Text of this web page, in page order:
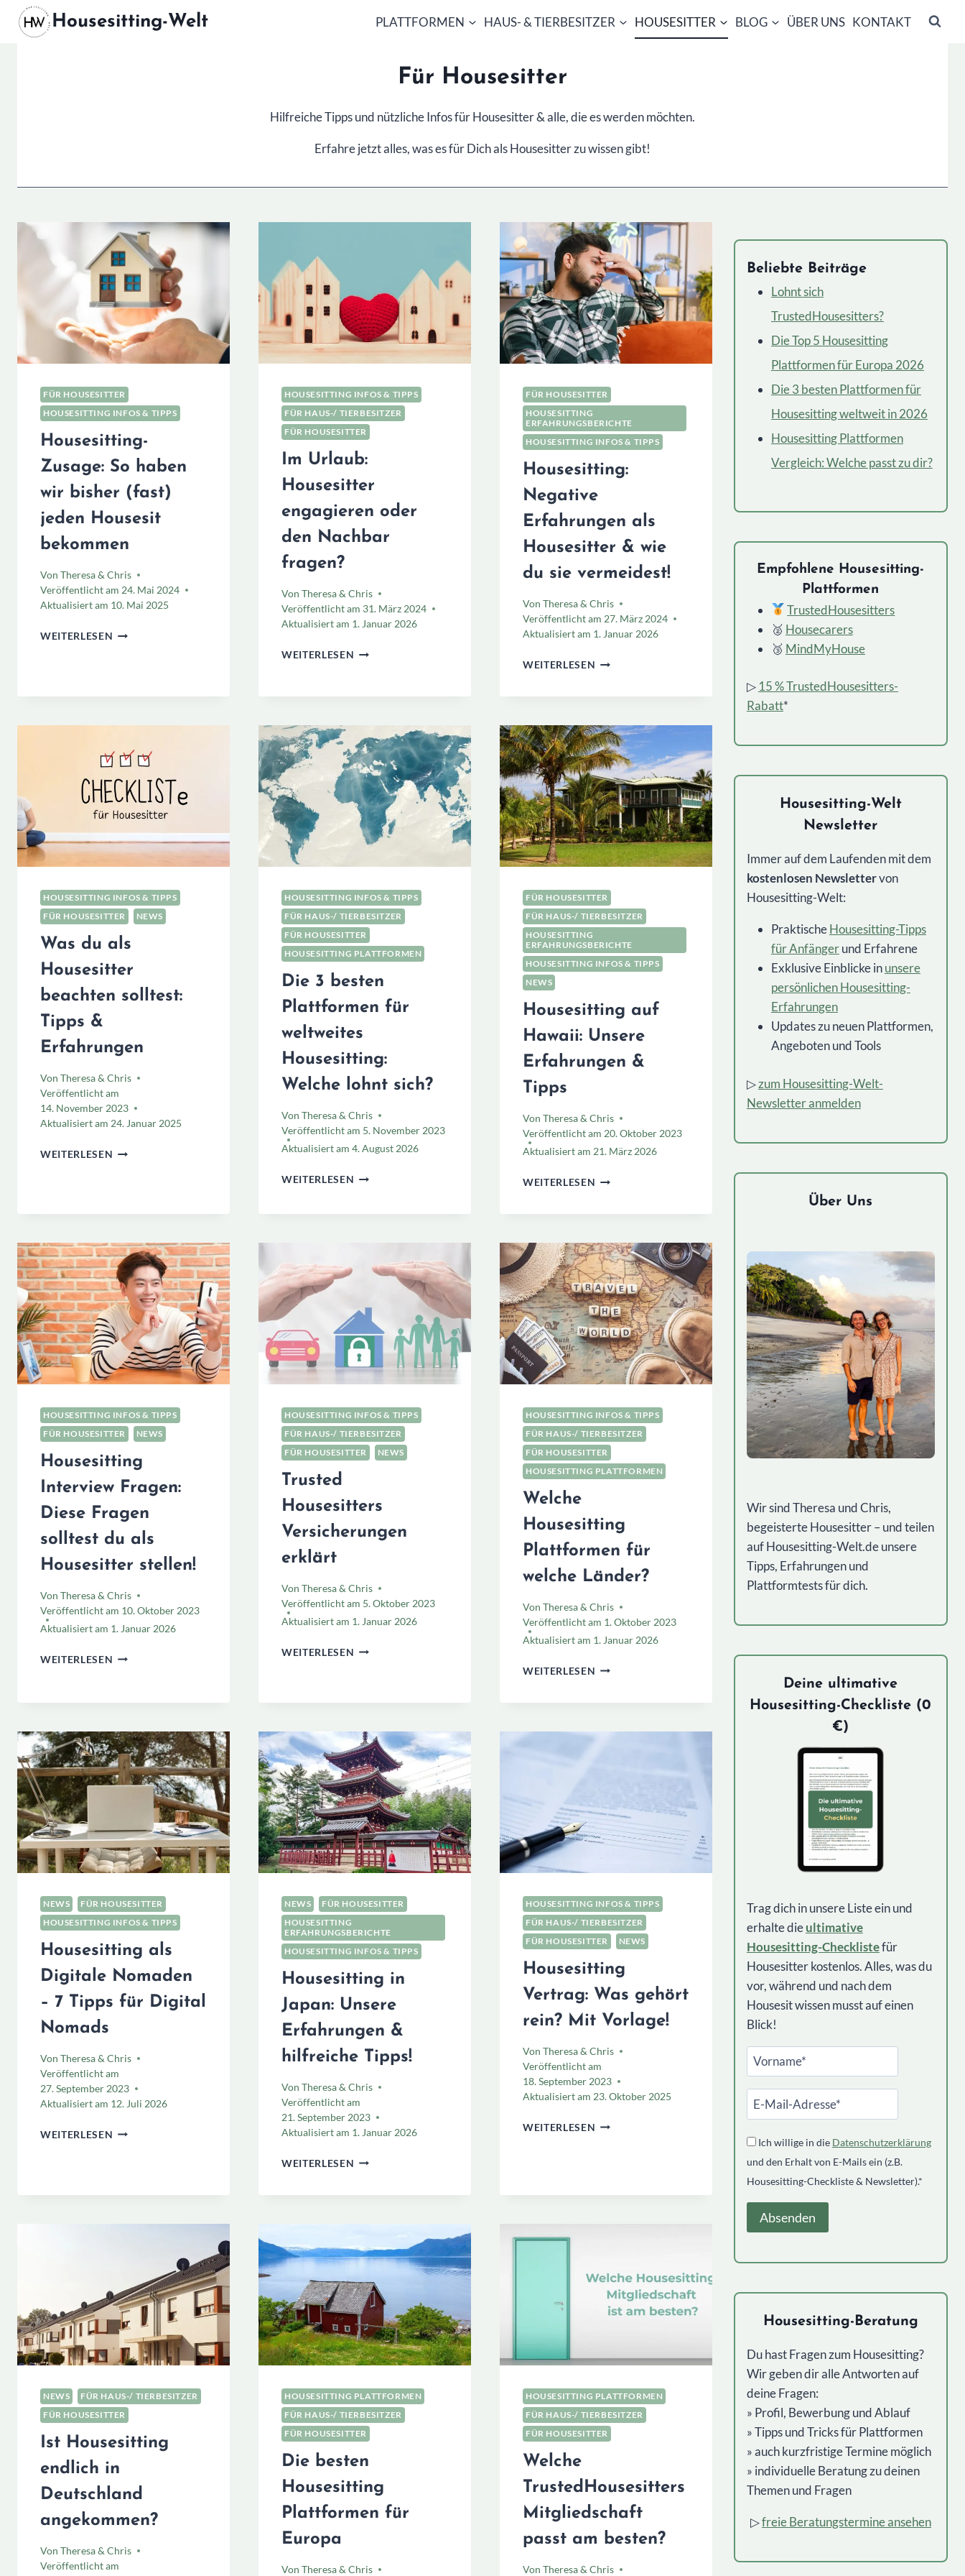
Zum
Inhalt
Housesitting-Welt PLATTFORMEN HAUS- & TIERBESITZER HOUSESITTER BLOG ÜBER UNS KONTAKT
Für Housesitter
Hilfreiche Tipps und nützliche Infos für Housesitter & alle, die es werden möchten.
Erfahre jetzt alles, was es für Dich als Housesitter zu wissen gibt!
FÜR HOUSESITTER
HOUSESITTING INFOS & TIPPS
Housesitting-
Zusage: So haben
wir bisher (fast)
jeden Housesit
bekommen
Von Theresa & Chris
Veröffentlicht am 24. Mai 2024
Aktualisiert am 10. Mai 2025
WEITERLESEN HOUSESITTING-
HOUSESIT
BEKOMMEN
HOUSESITTING INFOS & TIPPS
FÜR HAUS-/ TIERBESITZER
FÜR HOUSESITTER
Im Urlaub:
Housesitter
engagieren oder
den Nachbar
fragen?
Von Theresa & Chris
Veröffentlicht am 31. März 2024
Aktualisiert am 1. Januar 2026
WEITERLESEN IM
DEN
NACHBAR
FRAGEN?
FÜR HOUSESITTER
HOUSESITTING
ERFAHRUNGSBERICHTE
HOUSESITTING INFOS & TIPPS
Housesitting:
Negative
Erfahrungen als
Housesitter & wie
du sie vermeidest!
Von Theresa & Chris
Veröffentlicht am 27. März 2024
Aktualisiert am 1. Januar 2026
WEITERLESEN HOUSESITTING:
&
WIE
DU
SIE
VERMEIDEST!
HOUSESITTING INFOS & TIPPS
FÜR HOUSESITTER
NEWS
Was du als
Housesitter
beachten solltest:
Tipps &
Erfahrungen
Von Theresa & Chris
Veröffentlicht am
14. November 2023
Aktualisiert am 24. Januar 2025
WEITERLESEN WAS
TIPPS
&
ERFAHRUNGEN
HOUSESITTING INFOS & TIPPS
FÜR HAUS-/ TIERBESITZER
FÜR HOUSESITTER
HOUSESITTING PLATTFORMEN
Die 3 besten
Plattformen für
weltweites
Housesitting:
Welche lohnt sich?
Von Theresa & Chris
Veröffentlicht am 5. November 2023
Aktualisiert am 4. August 2026
WEITERLESEN DIE
HOUSESITTING:
WELCHE
SICH?
FÜR HOUSESITTER
FÜR HAUS-/ TIERBESITZER
HOUSESITTING
ERFAHRUNGSBERICHTE
HOUSESITTING INFOS & TIPPS
NEWS
Housesitting auf
Hawaii: Unsere
Erfahrungen &
Tipps
Von Theresa & Chris
Veröffentlicht am 20. Oktober 2023
Aktualisiert am 21. März 2026
WEITERLESEN HOUSESITTING
&
TIPPS
HOUSESITTING INFOS & TIPPS
FÜR HOUSESITTER
NEWS
Housesitting
Interview Fragen:
Diese Fragen
solltest du als
Housesitter stellen!
Von Theresa & Chris
Veröffentlicht am 10. Oktober 2023
Aktualisiert am 1. Januar 2026
WEITERLESEN HOUSESITTING
SOLLTEST
DU
ALS
HOUSESITTER
STELLEN!
HOUSESITTING INFOS & TIPPS
FÜR HAUS-/ TIERBESITZER
FÜR HOUSESITTER
NEWS
Trusted
Housesitters
Versicherungen
erklärt
Von Theresa & Chris
Veröffentlicht am 5. Oktober 2023
Aktualisiert am 1. Januar 2026
WEITERLESEN TRUSTED
HOUSESITTING INFOS & TIPPS
FÜR HAUS-/ TIERBESITZER
FÜR HOUSESITTER
HOUSESITTING PLATTFORMEN
Welche
Housesitting
Plattformen für
welche Länder?
Von Theresa & Chris
Veröffentlicht am 1. Oktober 2023
Aktualisiert am 1. Januar 2026
WEITERLESEN WELCHE
NEWS
FÜR HOUSESITTER
HOUSESITTING INFOS & TIPPS
Housesitting als
Digitale Nomaden
– 7 Tipps für Digital
Nomads
Von Theresa & Chris
Veröffentlicht am
27. September 2023
Aktualisiert am 12. Juli 2026
WEITERLESEN HOUSESITTING
NEWS
FÜR HOUSESITTER
HOUSESITTING
ERFAHRUNGSBERICHTE
HOUSESITTING INFOS & TIPPS
Housesitting in
Japan: Unsere
Erfahrungen &
hilfreiche Tipps!
Von Theresa & Chris
Veröffentlicht am
21. September 2023
Aktualisiert am 1. Januar 2026
WEITERLESEN HOUSESITTING
HILFREICHE
TIPPS!
HOUSESITTING INFOS & TIPPS
FÜR HAUS-/ TIERBESITZER
FÜR HOUSESITTER
NEWS
Housesitting
Vertrag: Was gehört
rein? Mit Vorlage!
Von Theresa & Chris
Veröffentlicht am
18. September 2023
Aktualisiert am 23. Oktober 2025
WEITERLESEN HOUSESITTING
NEWS
FÜR HAUS-/ TIERBESITZER
FÜR HOUSESITTER
Ist Housesitting
endlich in
Deutschland
angekommen?
Von Theresa & Chris
Veröffentlicht am
HOUSESITTING PLATTFORMEN
FÜR HAUS-/ TIERBESITZER
FÜR HOUSESITTER
Die besten
Housesitting
Plattformen für
Europa
Von Theresa & Chris
HOUSESITTING PLATTFORMEN
FÜR HAUS-/ TIERBESITZER
FÜR HOUSESITTER
Welche
TrustedHousesitters
Mitgliedschaft
passt am besten?
Von Theresa & Chris
Beliebte Beiträge
Lohnt sich
TrustedHousesitters?
Die Top 5 Housesitting
Plattformen für Europa 2026
Die 3 besten Plattformen für
Housesitting weltweit in 2026
Housesitting Plattformen
Vergleich: Welche passt zu dir?
Empfohlene Housesitting-
Plattformen
TrustedHousesitters
🥈 Housecarers
🥉 MindMyHouse
▷ 15 % TrustedHousesitters-
Rabatt*
Housesitting-Welt
Newsletter
Immer auf dem Laufenden mit dem
kostenlosen Newslettervon
Housesitting-Welt:
PraktischeHousesitting-Tipps
für Anfängerund Erfahrene
Exklusive Einblicke inunsere
persönlichen Housesitting-
Erfahrungen
Updates zu neuen Plattformen,
Angeboten und Tools
▷zum Housesitting-Welt-
Newsletter anmelden
Über Uns
Wir sind Theresa und Chris,
begeisterte Housesitter – und teilen
auf Housesitting-Welt.de unsere
Tipps, Erfahrungen und
Plattformtests für dich.
Deine ultimative
Housesitting-Checkliste (0
€)
Trag dich in unsere Liste ein und
erhalte dieultimative
Housesitting-Checklistefür
Housesitter kostenlos. Alles, was du
vor, während und nach dem
Housesit wissen musst auf einen
Blick!
Ich willige in die Datenschutzerklärung
und den Erhalt von E-Mails ein (z.B.
Housesitting-Checkliste & Newsletter).*
Housesitting-Beratung
Du hast Fragen zum Housesitting?
Wir geben dir alle Antworten auf
deine Fragen:
» Profil, Bewerbung und Ablauf
» Tipps und Tricks für Plattformen
» auch kurzfristige Termine möglich
» individuelle Beratung zu deinen
Themen und Fragen
▷freie Beratungstermine ansehen